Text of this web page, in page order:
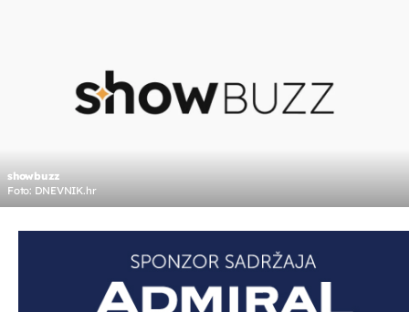
showbuzz
Foto: DNEVNIK.hr